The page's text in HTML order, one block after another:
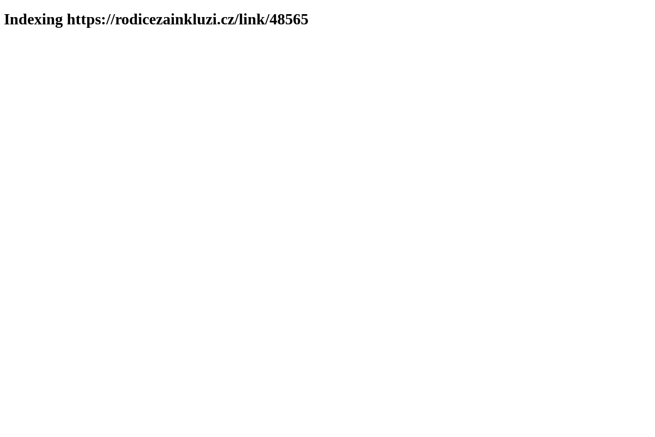
Indexing https://rodicezainkluzi.cz/link/48565